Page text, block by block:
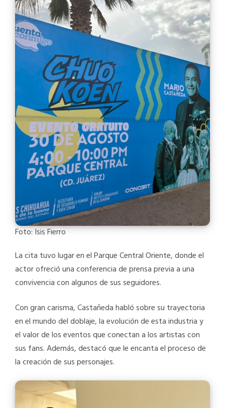
Foto: Isis Fierro
La cita tuvo lugar en el Parque Central Oriente, donde el
actor ofreció una conferencia de prensa previa a una
convivencia con algunos de sus seguidores.
Con gran carisma, Castañeda habló sobre su trayectoria
en el mundo del doblaje, la evolución de esta industria y
el valor de los eventos que conectan a los artistas con
sus fans. Además, destacó que le encanta el proceso de
la creación de sus personajes.